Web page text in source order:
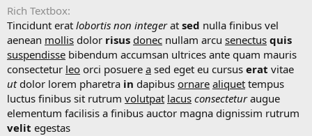
Rich Textbox
Tincidunt erat lobortis non integerat sed nulla finibus vel
aenean mollis dolor risus donec nullam arcu senectus quis
suspendisse bibendum accumsan ultrices ante quam mauris
consectetur leo orci posuere a sed eget eu cursus erat vitae
utdolor lorem pharetra in dapibus ornare aliquet tempus
luctus finibus sit rutrum volutpat lacus consecteturaugue
elementum facilisis a finibus auctor magna dignissim rutrum
velit egestas